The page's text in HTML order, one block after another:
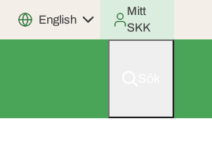
English
Mitt
SKK